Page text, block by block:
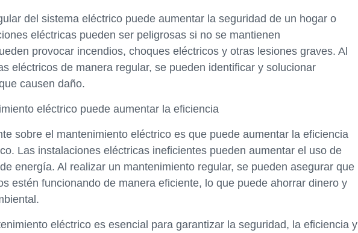
del sistema eléctrico puede aumentar la seguridad de un hogar o
eléctricas pueden ser peligrosas si no se mantienen
provocar incendios, choques eléctricos y otras lesiones graves. Al
eléctricos de manera regular, se pueden identificar y solucionar
causen daño.
eléctrico puede aumentar la eficiencia
sobre el mantenimiento eléctrico es que puede aumentar la eficiencia
Las instalaciones eléctricas ineficientes pueden aumentar el uso de
energía. Al realizar un mantenimiento regular, se pueden asegurar que
estén funcionando de manera eficiente, lo que puede ahorrar dinero y
eléctrico es esencial para garantizar la seguridad, la eficiencia y